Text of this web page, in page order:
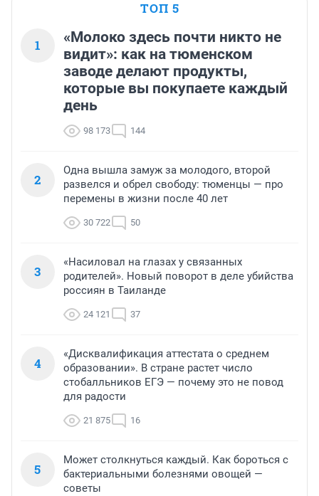
ТОП 5
1
«Молоко здесь почти никто не
видит»: как на тюменском
заводе делают продукты,
которые вы покупаете каждый
день
98 173 144
2
Одна вышла замуж за молодого, второй
развелся и обрел свободу: тюменцы — про
перемены в жизни после 40 лет
30 722 50
3
«Насиловал на глазах у связанных
родителей». Новый поворот в деле убийства
россиян в Таиланде
24 121 37
4
«Дисквалификация аттестата о среднем
образовании». В стране растет число
стобалльников ЕГЭ — почему это не повод
для радости
21 875 16
5
Может столкнуться каждый. Как бороться с
бактериальными болезнями овощей —
советы